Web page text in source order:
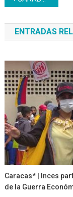
de
entradas
ENTRADAS
Caracas* | Inces
de la Guerra